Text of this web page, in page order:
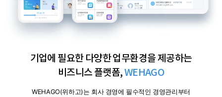
기업에 필요한 다양한 업무환경을 제공하는
비즈니스 플랫폼,WEHAGO
WEHAGO(위하고)는 회사 경영에 필수적인 경영관리부터